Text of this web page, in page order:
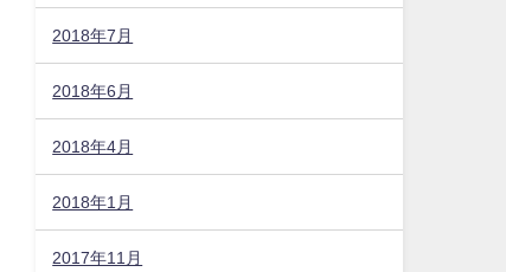
2018年7月
2018年6月
2018年4月
2018年1月
2017年11月